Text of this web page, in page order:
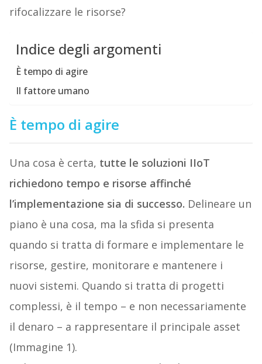
rifocalizzare le risorse?
Indice degli argomenti
È tempo di agire
Il fattore umano
È tempo di agire
Una cosa è certa, tutte le soluzioni IIoT
richiedono tempo e risorse affinché
l’implementazione sia di successo. Delineare un
piano è una cosa, ma la sfida si presenta
quando si tratta di formare e implementare le
risorse, gestire, monitorare e mantenere i
nuovi sistemi. Quando si tratta di progetti
complessi, è il tempo – e non necessariamente
il denaro – a rappresentare il principale asset
(Immagine 1).